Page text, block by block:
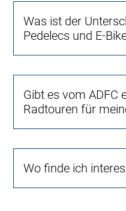
Was ist der
Pedelecs und E-
Gibt es vom ADFC
Radtouren für
Wo finde ich